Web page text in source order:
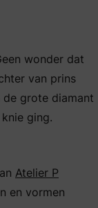
wonder dat
van prins
de grote diamant
ging.
Atelier P
en vormen